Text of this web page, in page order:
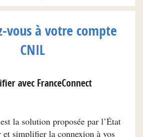
vous à votre compte
CNIL
avec FranceConnect
la solution proposée par l’État
et simplifier la connexion à vos